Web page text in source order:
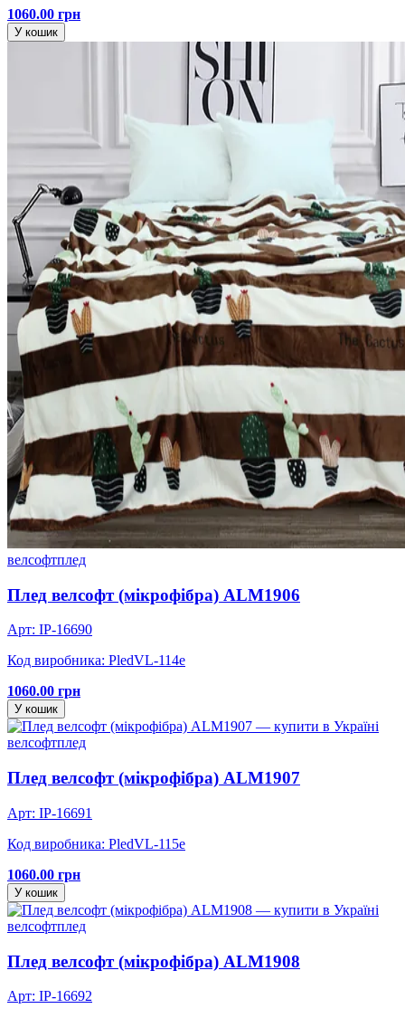
1060.00 грн
У кошик
велсофтплед
Плед велсофт (мікрофібра) ALM1906
Арт: IP-16690
Код виробника: PledVL-114e
1060.00 грн
У кошик
велсофтплед
Плед велсофт (мікрофібра) ALM1907
Арт: IP-16691
Код виробника: PledVL-115e
1060.00 грн
У кошик
велсофтплед
Плед велсофт (мікрофібра) ALM1908
Арт: IP-16692